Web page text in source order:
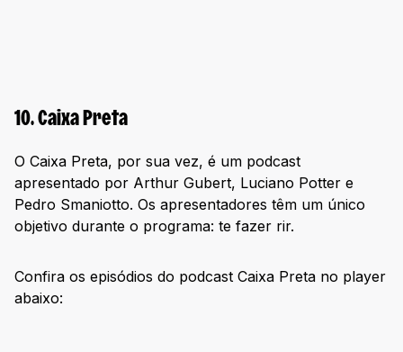
10. Caixa Preta
O Caixa Preta, por sua vez, é um podcast
apresentado por Arthur Gubert, Luciano Potter e
Pedro Smaniotto. Os apresentadores têm um único
objetivo durante o programa: te fazer rir.
Confira os episódios do podcast Caixa Preta no player
abaixo: